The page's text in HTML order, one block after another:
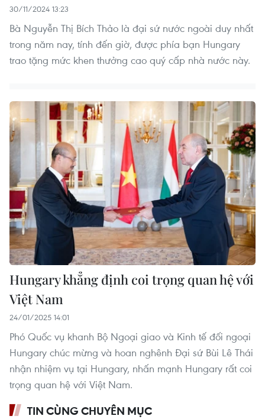
30/11/2024 13:23
Bà Nguyễn Thị Bích Thảo là đại sứ nước ngoài duy nhất
trong năm nay, tính đến giờ, được phía bạn Hungary
trao tặng mức khen thưởng cao quý cấp nhà nước này.
Hungary khẳng định coi trọng quan hệ với
Việt Nam
24/01/2025 14:01
Phó Quốc vụ khanh Bộ Ngoại giao và Kinh tế đối ngoại
Hungary chúc mừng và hoan nghênh Đại sứ Bùi Lê Thái
nhận nhiệm vụ tại Hungary, nhấn mạnh Hungary rất coi
trọng quan hệ với Việt Nam.
TIN CÙNG CHUYÊN MỤC